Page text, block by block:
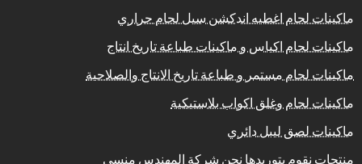
ماكينات لحام اغطيه اندكشن سيل لحام حراري
ماكينات لحام اكياس و ماكينات طباعة تاريخ انتاج
ماكينات لحام مستمر و طباعة تاريخ الانتاج والصلاحية
ماكينات لحام وغلق اكواب بلاستيكية
ماكينات لصق ليبل دائري
منتجات نقوم بتوريدها نحن شركة المهندس منسى